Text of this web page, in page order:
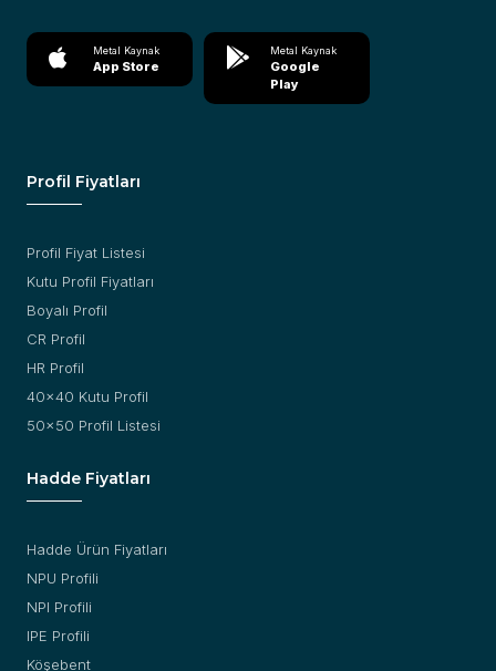
Metal Kaynak
App Store
Metal Kaynak
Google
Play
Profil Fiyatları
Profil Fiyat Listesi
Kutu Profil Fiyatları
Boyalı Profil
CR Profil
HR Profil
40x40 Kutu Profil
50x50 Profil Listesi
Hadde Fiyatları
Hadde Ürün Fiyatları
NPU Profili
NPI Profili
IPE Profili
Köşebent